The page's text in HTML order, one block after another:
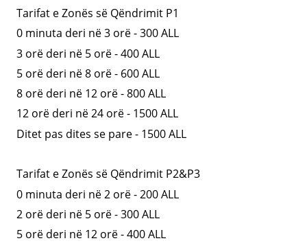
Tarifat e Zonës së Qëndrimit P1
0 minuta deri në 3 orë - 300 ALL
3 orë deri në 5 orë - 400ALL
5 orë deri në 8 orë - 600ALL
8 orë deri në 12 orë - 800ALL
12 orë deri në 24 orë - 1500ALL
Ditet pas dites se pare - 1500ALL
Tarifat e Zonës së Qëndrimit P2&P3
0 minuta deri në 2 orë - 200ALL
2 orë deri në 5 orë - 300ALL
5 orë deri në 12 orë - 400ALL